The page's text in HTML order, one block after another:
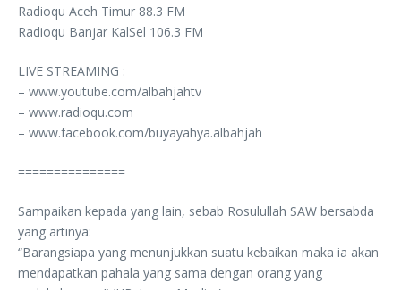
Radioqu Aceh Timur 88.3 FM
Radioqu Banjar KalSel 106.3 FM
LIVE STREAMING :
– www.youtube.com/albahjahtv
– www.radioqu.com
– www.facebook.com/buyayahya.albahjah
===============
Sampaikan kepada yang lain, sebab Rosulullah SAW bersabda
yang artinya:
“Barangsiapa yang menunjukkan suatu kebaikan maka ia akan
mendapatkan pahala yang sama dengan orang yang